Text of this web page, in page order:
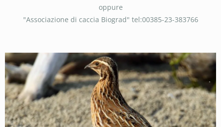
oppure
"Associazione di caccia Biograd" tel:00385-23-383766